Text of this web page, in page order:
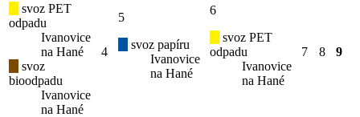
svoz PET
odpadu
Ivanovice
na Hané
svoz
bioodpadu
Ivanovice
na Hané
4
5
svoz papíru
Ivanovice
na Hané
6
svoz PET
odpadu
Ivanovice
na Hané
7 8 9